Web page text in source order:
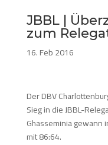
JBBL |
zum
16. Feb 2016
Der DBV
Sieg in die JBBL-
Ghasseminia gewann
mit 86:64.